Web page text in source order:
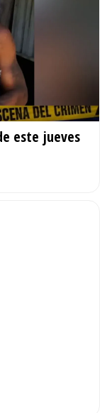
este jueves